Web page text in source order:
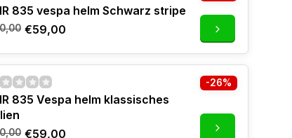
835 vespa helm Schwarz stripe
€59,00
835 Vespa helm klassisches
€59,00
-26%